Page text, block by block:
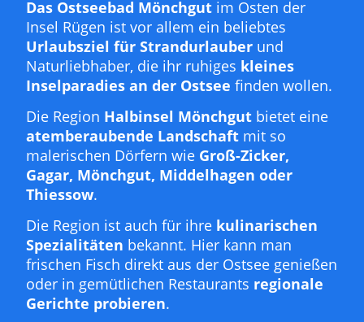
Das Ostseebad Mönchgut im Osten der
Insel Rügen ist vor allem ein beliebtes
Urlaubsziel für Strandurlauber und
Naturliebhaber, die ihr ruhiges kleines
Inselparadies an der Ostsee finden wollen.
Die Region Halbinsel Mönchgut bietet eine
atemberaubende Landschaft mit so
malerischen Dörfern wie Groß-Zicker,
Gagar, Mönchgut, Middelhagen oder
Thiessow.
Die Region ist auch für ihre kulinarischen
Spezialitäten bekannt. Hier kann man
frischen Fisch direkt aus der Ostsee genießen
oder in gemütlichen Restaurants regionale
Gerichte probieren.